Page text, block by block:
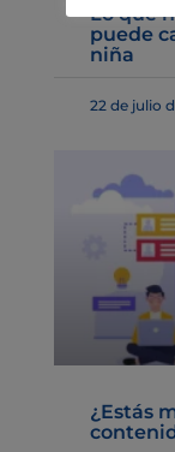
Lo que
puede
niña
22 de julio
¿Estás